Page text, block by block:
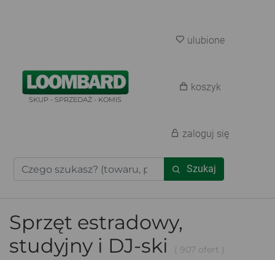
SKUP - SPRZEDAŻ - KOMIS
Szukaj
ulubione
koszyk
zaloguj się
Sprzęt estradowy,
studyjny i DJ-ski
( 907 ofert )